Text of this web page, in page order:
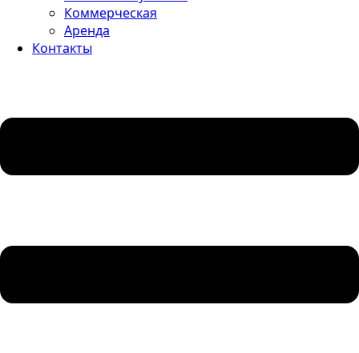
Коммерческая
Аренда
Контакты